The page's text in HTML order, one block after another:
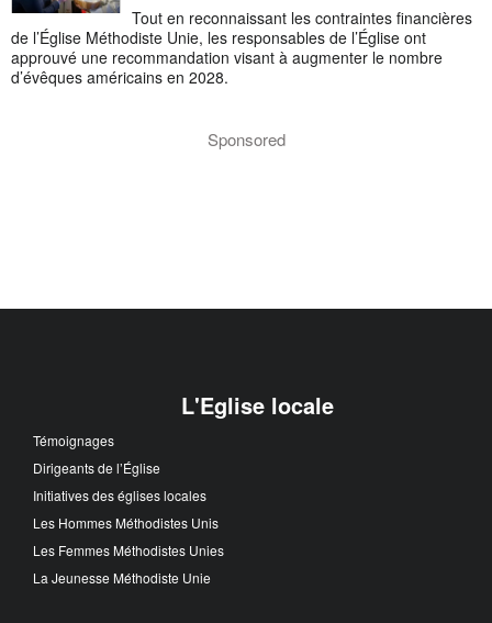
Tout en reconnaissant les contraintes financières
de l’Église Méthodiste Unie, les responsables de l’Église ont
approuvé une recommandation visant à augmenter le nombre
d’évêques américains en 2028.
Sponsored
L'Eglise locale
Témoignages
Dirigeants de l’Église
Initiatives des églises locales
Les Hommes Méthodistes Unis
Les Femmes Méthodistes Unies
La Jeunesse Méthodiste Unie